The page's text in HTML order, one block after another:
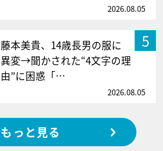
2026.08.05
5
藤本美貴、14歳長男の服に
異変→聞かされた“4文字の理
由”に困惑「…
2026.08.05
もっと見る